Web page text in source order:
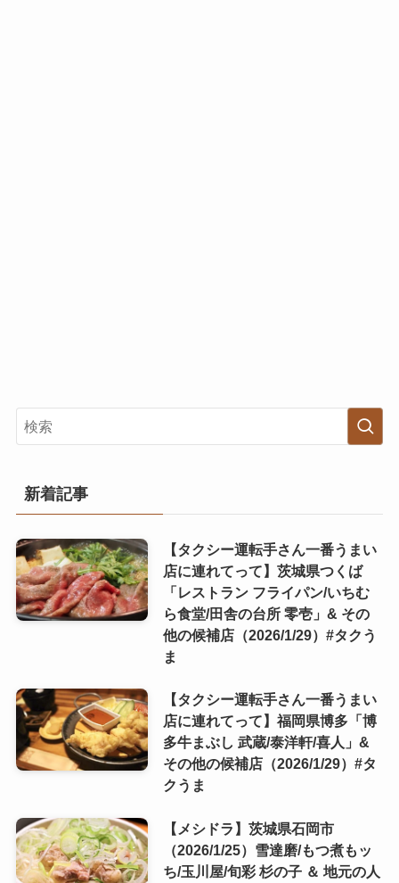
新着記事
【タクシー運転手さん一番うまい
店に連れてって】茨城県つくば
「レストラン フライパン/いちむ
ら食堂/田舎の台所 零壱」& その
他の候補店（2026/1/29）#タクう
ま
【タクシー運転手さん一番うまい
店に連れてって】福岡県博多「博
多牛まぶし 武蔵/泰洋軒/喜人」&
その他の候補店（2026/1/29）#タ
クうま
【メシドラ】茨城県石岡市
（2026/1/25）雪達磨/もつ煮もッ
ち/玉川屋/旬彩 杉の子 ＆ 地元の人